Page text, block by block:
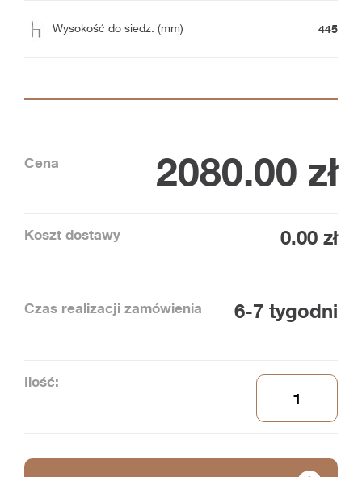
Wysokość do siedz. (mm) 445
Cena 2080.00 zł
Koszt dostawy 0.00 zł
Czas realizacji zamówienia 6-7 tygodni
Ilość: